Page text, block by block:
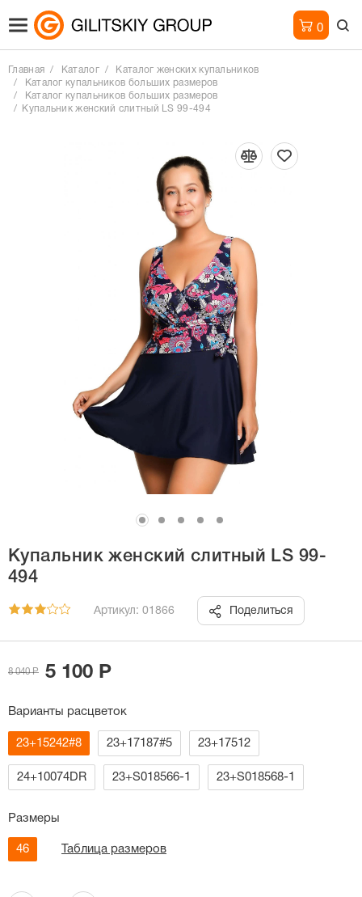
0
Главная Каталог
Каталог женских купальников
Каталог купальников больших размеров
Каталог купальников больших размеров
Купальник женский слитный LS 99-494
Купальник женский слитный LS 99-
494
Артикул: 01866 Поделиться
8 040 Р 5 100 Р
Варианты расцветок
23+15242#8 23+17187#5 23+17512
24+10074DR 23+S018566-1 23+S018568-1
Размеры
46 Таблица размеров